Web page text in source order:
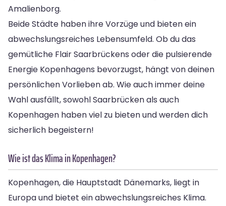
Amalienborg.
Beide Städte haben ihre Vorzüge und bieten ein
abwechslungsreiches Lebensumfeld. Ob du das
gemütliche Flair Saarbrückens oder die pulsierende
Energie Kopenhagens bevorzugst, hängt von deinen
persönlichen Vorlieben ab. Wie auch immer deine
Wahl ausfällt, sowohl Saarbrücken als auch
Kopenhagen haben viel zu bieten und werden dich
sicherlich begeistern!
Wie ist das Klima in Kopenhagen?
Kopenhagen, die Hauptstadt Dänemarks, liegt in
Europa und bietet ein abwechslungsreiches Klima.